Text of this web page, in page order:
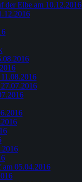
der Elbe am 10.12.2016
27.07.2016
05.04.2016